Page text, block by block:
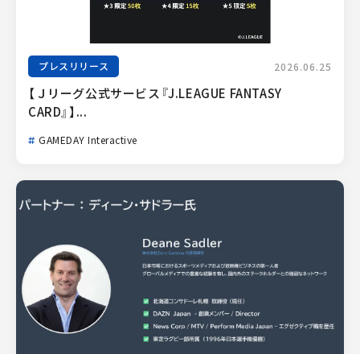
プレスリリース 2026.06.25
【Ｊリーグ公式サービス『J.LEAGUE FANTASY
CARD』】...
GAMEDAY Interactive